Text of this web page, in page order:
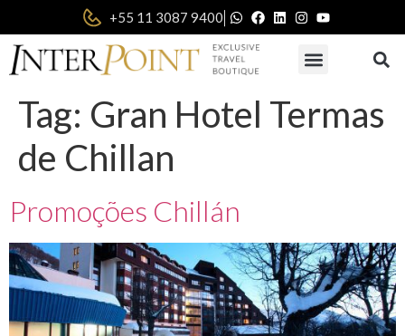
+55 11 3087 9400|
Tag: Gran Hotel Termas
de Chillan
Promoções Chillán